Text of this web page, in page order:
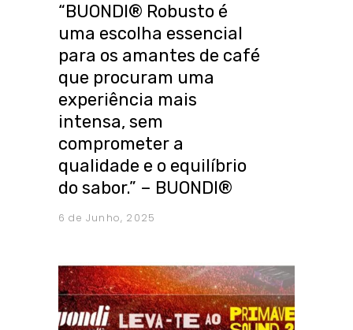
“BUONDI® Robusto é
uma escolha essencial
para os amantes de café
que procuram uma
experiência mais
intensa, sem
comprometer a
qualidade e o equilíbrio
do sabor.” – BUONDI®
6 de Junho, 2025